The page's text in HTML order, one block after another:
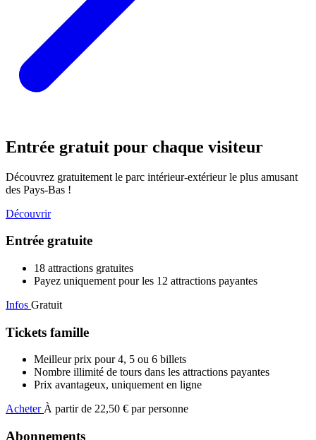
Entrée gratuit pour chaque visiteur
Découvrez gratuitement le parc intérieur-extérieur le plus amusant
des Pays-Bas !
Découvrir
Entrée gratuite
18 attractions gratuites
Payez uniquement pour les 12 attractions payantes
Infos Gratuit
Tickets famille
Meilleur prix pour 4, 5 ou 6 billets
Nombre illimité de tours dans les attractions payantes
Prix avantageux, uniquement en ligne
Acheter À partir de 22,50 € par personne
Abonnements